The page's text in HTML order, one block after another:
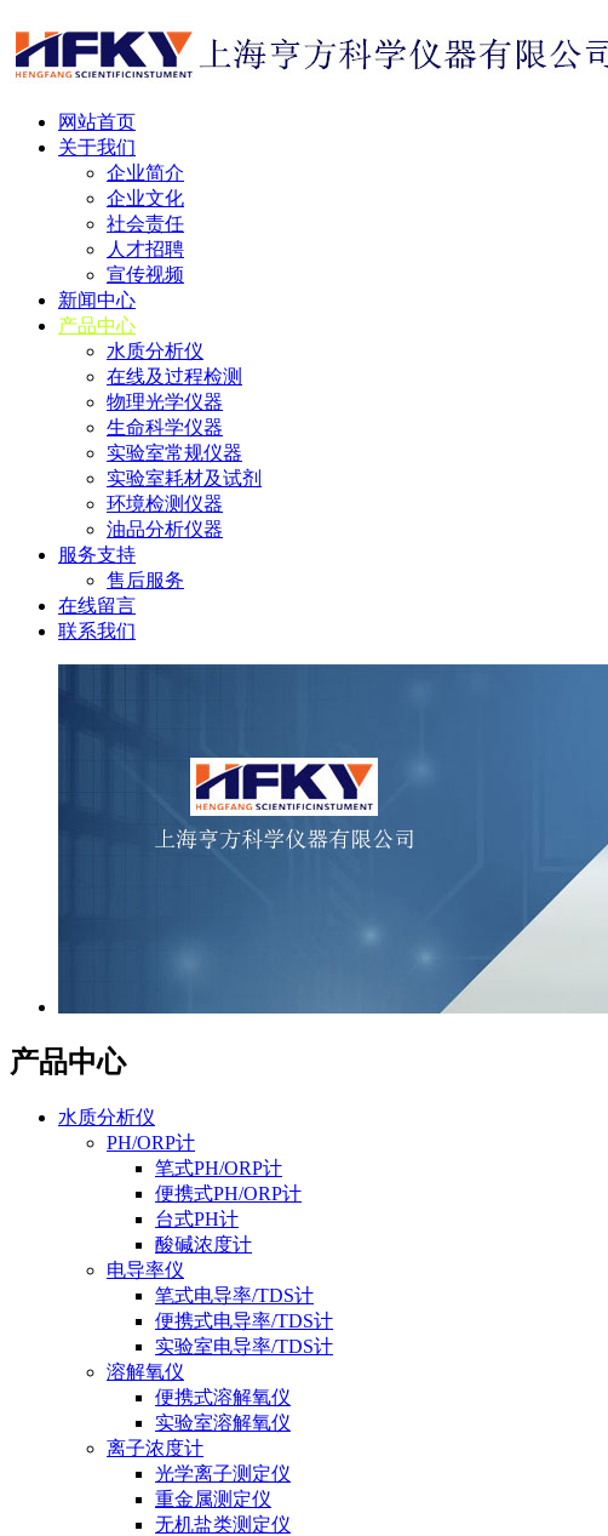
网站首页
关于我们
企业简介
企业文化
社会责任
人才招聘
宣传视频
新闻中心
产品中心
水质分析仪
在线及过程检测
物理光学仪器
生命科学仪器
实验室常规仪器
实验室耗材及试剂
环境检测仪器
油品分析仪器
服务支持
售后服务
在线留言
联系我们
产品中心
水质分析仪
PH/ORP计
笔式PH/ORP计
便携式PH/ORP计
台式PH计
酸碱浓度计
电导率仪
笔式电导率/TDS计
便携式电导率/TDS计
实验室电导率/TDS计
溶解氧仪
便携式溶解氧仪
实验室溶解氧仪
离子浓度计
光学离子测定仪
重金属测定仪
无机盐类测定仪